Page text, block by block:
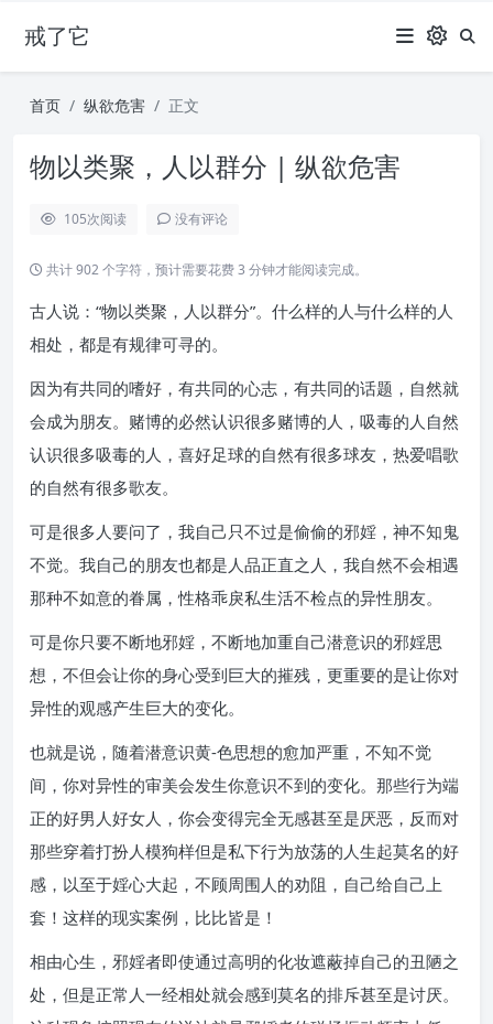
戒了它
首页 纵欲危害 正文
物以类聚，人以群分 | 纵欲危害
105次阅读 没有评论
共计 902 个字符，预计需要花费 3 分钟才能阅读完成。
古人说：“物以类聚，人以群分”。什么样的人与什么样的人
相处，都是有规律可寻的。
因为有共同的嗜好，有共同的心志，有共同的话题，自然就
会成为朋友。赌博的必然认识很多赌博的人，吸毒的人自然
认识很多吸毒的人，喜好足球的自然有很多球友，热爱唱歌
的自然有很多歌友。
可是很多人要问了，我自己只不过是偷偷的邪婬，神不知鬼
不觉。我自己的朋友也都是人品正直之人，我自然不会相遇
那种不如意的眷属，性格乖戾私生活不检点的异性朋友。
可是你只要不断地邪婬，不断地加重自己潜意识的邪婬思
想，不但会让你的身心受到巨大的摧残，更重要的是让你对
异性的观感产生巨大的变化。
也就是说，随着潜意识黄-色思想的愈加严重，不知不觉
间，你对异性的审美会发生你意识不到的变化。那些行为端
正的好男人好女人，你会变得完全无感甚至是厌恶，反而对
那些穿着打扮人模狗样但是私下行为放荡的人生起莫名的好
感，以至于婬心大起，不顾周围人的劝阻，自己给自己上
套！这样的现实案例，比比皆是！
相由心生，邪婬者即使通过高明的化妆遮蔽掉自己的丑陋之
处，但是正常人一经相处就会感到莫名的排斥甚至是讨厌。